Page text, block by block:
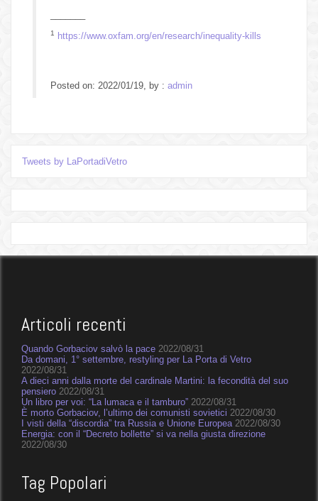
1 https://www.oxfam.org/en/research/inequality-kills
Posted on: 2022/01/19, by : admin
Tweets by LaPortadiVetro
Articoli recenti
Quando Gorbaciov salvò la pace 2022/08/31
Da domani, 1° settembre, restyling per La Porta di Vetro
2022/08/31
A dieci anni dalla morte del cardinale Martini: la fecondità del suo
pensiero 2022/08/31
Un libro per voi: “La lumaca e il tamburo” 2022/08/31
È morto Gorbaciov, l’ultimo dei comunisti sovietici 2022/08/30
I visti della “discordia” tra Russia e Unione Europea 2022/08/30
Energia: con il “Decreto bollette” si va nella giusta direzione
2022/08/30
Tag Popolari